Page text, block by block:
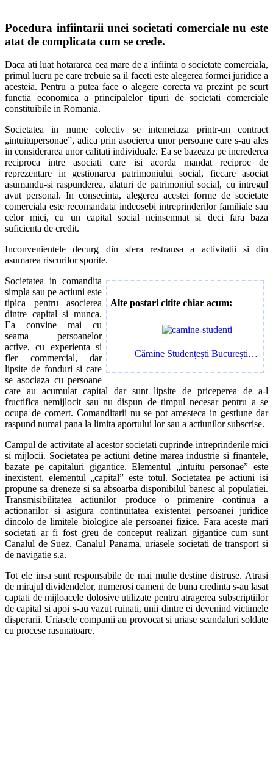
Pocedura infiintarii unei societati comerciale nu este
atat de complicata cum se crede.
Daca ati luat hotararea cea mare de a infiinta o societate comerciala,
primul lucru pe care trebuie sa il faceti este alegerea formei juridice a
acesteia. Pentru a putea face o alegere corecta va prezint pe scurt
functia economica a principalelor tipuri de societati comerciale
constituibile in Romania.
Societatea in nume colectiv se intemeiaza printr-un contract
„intuitupersonae”, adica prin asocierea unor persoane care s-au ales
in considerarea unor calitati individuale. Ea se bazeaza pe increderea
reciproca intre asociati care isi acorda mandat reciproc de
reprezentare in gestionarea patrimoniului social, fiecare asociat
asumandu-si raspunderea, alaturi de patrimoniul social, cu intregul
avut personal. In consecinta, alegerea acestei forme de societate
comerciala este recomandata indeosebi intreprinderilor familiale sau
celor mici, cu un capital social neinsemnat si deci fara baza
suficienta de credit.
Inconvenientele decurg din sfera restransa a activitatii si din
asumarea riscurilor sporite.
Alte postari citite chiar acum:
Cămine Studențești București…
Societatea in comandita
simpla sau pe actiuni este
tipica pentru asocierea
dintre capital si munca.
Ea convine mai cu
seama persoanelor
active, cu experienta si
fler commercial, dar
lipsite de fonduri si care
se asociaza cu persoane
care au acumulat capital dar sunt lipsite de priceperea de a-l
fructifica nemijlocit sau nu dispun de timpul necesar pentru a se
ocupa de comert. Comanditarii nu se pot amesteca in gestiune dar
raspund numai pana la limita aportului lor sau a actiunilor subscrise.
Campul de activitate al acestor societati cuprinde intreprinderile mici
si mijlocii. Societatea pe actiuni detine marea industrie si finantele,
bazate pe capitaluri gigantice. Elementul „intuitu personae” este
inexistent, elementul „capital” este totul. Societatea pe actiuni isi
propune sa dreneze si sa absoarba disponibilul banesc al populatiei.
Transmisibilitatea actiunilor produce o primenire continua a
actionarilor si asigura continuitatea existentei persoanei juridice
dincolo de limitele biologice ale persoanei fizice. Fara aceste mari
societati ar fi fost greu de conceput realizari gigantice cum sunt
Canalul de Suez, Canalul Panama, uriasele societati de transport si
de navigatie s.a.
Tot ele insa sunt responsabile de mai multe destine distruse. Atrasi
de mirajul dividendelor, numerosi oameni de buna credinta s-au lasat
captati de mijloacele dolosive utilizate pentru atragerea subscriptiilor
de capital si apoi s-au vazut ruinati, unii dintre ei devenind victimele
disperarii. Uriasele companii au provocat si uriase scandaluri soldate
cu procese rasunatoare.